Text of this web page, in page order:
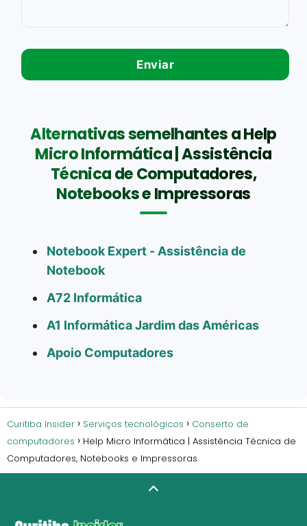
Alternativas semelhantes a Help
Micro Informática | Assistência
Técnica de Computadores,
Notebooks e Impressoras
Notebook Expert - Assistência de
Notebook
A72 Informática
A1 Informática Jardim das Américas
Apoio Computadores
Curitiba Insider Serviços tecnológicos
Conserto de
computadores
Help Micro Informática | Assistência Técnica de
Computadores, Notebooks e Impressoras